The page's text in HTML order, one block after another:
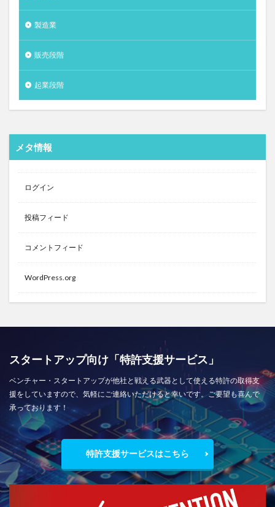
製造業
販売段階
起業段階
メタ情報
ログイン
投稿フィード
コメントフィード
WordPress.org
スタートアップ向け「特許支援サービス」
ベンチャー・スタートアップが他社と戦える武器として使える特許の取得支
援をしていますので、気軽にご連絡いただけると幸いです。ご要望も喜んで
承っております！
特許支援サービスはこちら